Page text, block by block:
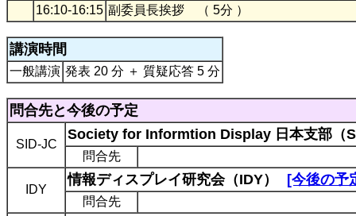
16:10-16:15 副委員長挨拶 （ 5分 ）
講演時間
一般講演 発表 20 分 ＋ 質疑応答 5 分
問合先と今後の予定
SID-JC
Society for Informtion Display 日本支部（
問合先
IDY
情報ディスプレイ研究会（IDY） [今後の予
問合先